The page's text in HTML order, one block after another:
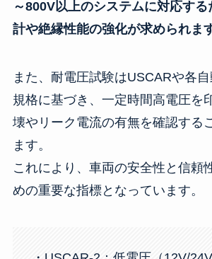
～800V以上のシステムに対応す
計や絶縁性能の強化が求められます
また、耐電圧試験はUSCARや各
規格に基づき、一定時間高電圧を
壊やリーク電流の有無を確認する
ます。
これにより、車両の安全性と信頼
めの重要な指標となっています。